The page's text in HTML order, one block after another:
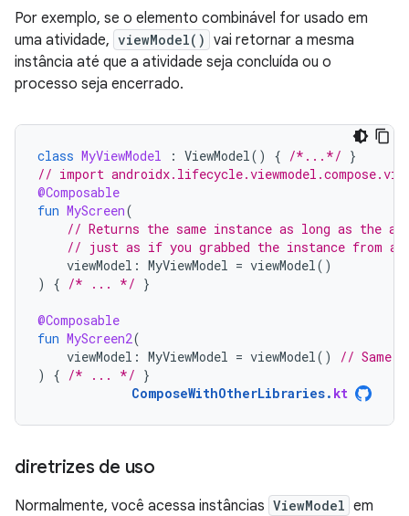
Por exemplo, se o elemento combinável for usado em
uma atividade, viewModel() vai retornar a mesma
instância até que a atividade seja concluída ou o
processo seja encerrado.
class MyViewModel : ViewModel() { /*...*/ }
// import
@Composable
fun MyScreen(
// Returns the same instance as long as the
// just as if you grabbed the instance from
viewModel : MyViewModel = viewModel()
)
{ /* ... */ }
@Composable
fun MyScreen2(
viewModel : MyViewModel = viewModel()
// Same
)
{ /* ... */ }
ComposeWithOtherLibraries. kt
diretrizes de uso
Normalmente, você acessa instâncias ViewModel em